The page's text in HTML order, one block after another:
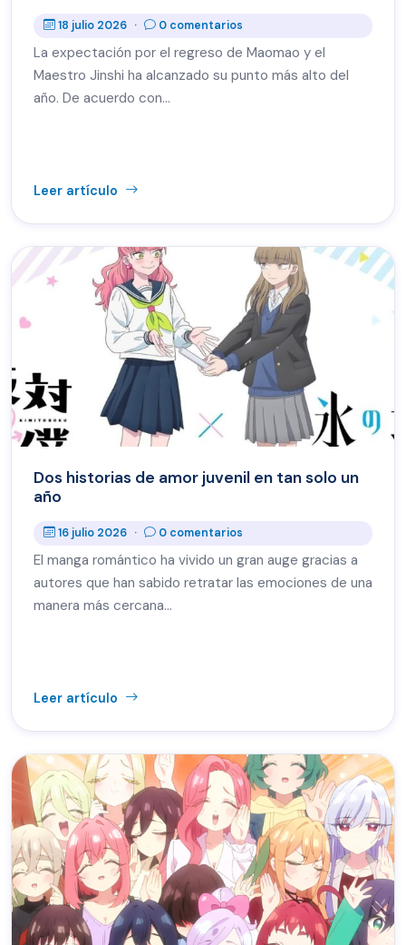
18 julio 2026 · 0 comentarios
La expectación por el regreso de Maomao y el
Maestro Jinshi ha alcanzado su punto más alto del
año. De acuerdo con…
Leer artículo
Dos historias de amor juvenil en tan solo un
año
16 julio 2026 · 0 comentarios
El manga romántico ha vivido un gran auge gracias a
autores que han sabido retratar las emociones de una
manera más cercana…
Leer artículo